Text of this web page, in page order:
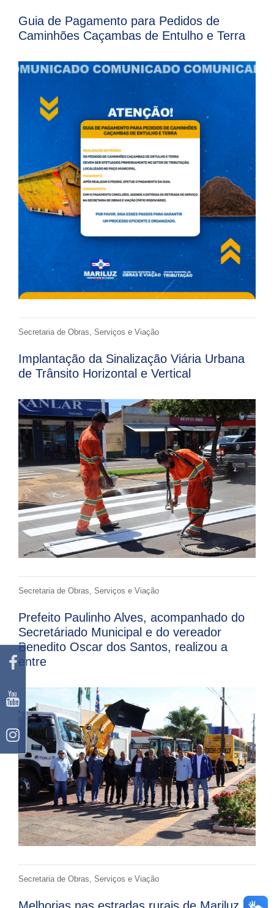
Guia de Pagamento para Pedidos de
Caminhões Caçambas de Entulho e Terra
Secretaria de Obras, Serviços e Viação
Implantação da Sinalização Viária Urbana
de Trânsito Horizontal e Vertical
Secretaria de Obras, Serviços e Viação
Prefeito Paulinho Alves, acompanhado do
Secretáriado Municipal e do vereador
Benedito Oscar dos Santos, realizou a
entre
Secretaria de Obras, Serviços e Viação